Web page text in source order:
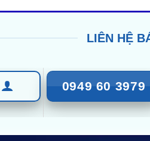
LIÊN HỆ
0949 60 3979